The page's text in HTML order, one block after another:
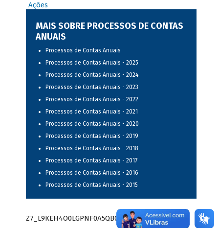
Ações
MAIS SOBRE PROCESSOS DE CONTAS
ANUAIS
Processos de Contas Anuais
Processos de Contas Anuais - 2025
Processos de Contas Anuais - 2024
Processos de Contas Anuais - 2023
Processos de Contas Anuais - 2022
Processos de Contas Anuais - 2021
Processos de Contas Anuais - 2020
Processos de Contas Anuais - 2019
Processos de Contas Anuais - 2018
Processos de Contas Anuais - 2017
Processos de Contas Anuais - 2016
Processos de Contas Anuais - 2015
Z7_L9KEH4O0LGPNF0A5QB0GE41K23